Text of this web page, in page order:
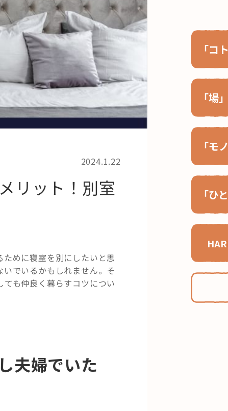
「コ
「場」
「モ
「ひ
記事検索
2024.1.22
リット！別室
めに寝室を別にしたいと思
でいるかもしれません。そ
も仲良く暮らすコツについ
夫婦でいた